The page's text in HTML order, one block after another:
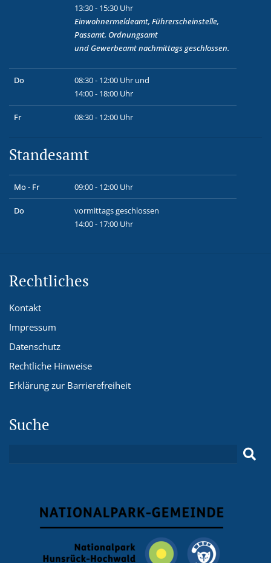
13:30 - 15:30 Uhr
Einwohnermeldeamt, Führerscheinstelle,
Passamt, Ordnungsamt
und Gewerbeamtnachmittags geschlossen.
Do
08:30 - 12:00 Uhr und
14:00 - 18:00 Uhr
Fr 08:30 - 12:00 Uhr
Standesamt
Mo - Fr 09:00 - 12:00 Uhr
Do
vormittags geschlossen
14:00 - 17:00 Uhr
Rechtliches
Kontakt
Impressum
Datenschutz
Rechtliche Hinweise
Erklärung zur Barrierefreiheit
Suche